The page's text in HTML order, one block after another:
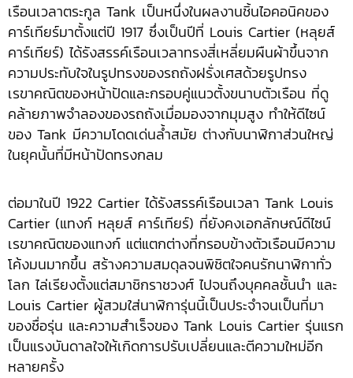
เรือนเวลาตระกูล Tank เป็นหนึ่งในผลงานชิ้นไอคอนิคของ
คาร์เทียร์มาตั้งแต่ปี 1917 ซึ่งเป็นปีที่ Louis Cartier (หลุยส์
คาร์เทียร์) ได้รังสรรค์เรือนเวลาทรงสี่เหลี่ยมผืนผ้าขึ้นจาก
ความประทับใจในรูปทรงของรถถังฝรั่งเศสด้วยรูปทรง
เรขาคณิตของหน้าปัดและกรอบคู่แนวตั้งขนาบตัวเรือน ที่ดู
คล้ายภาพจำลองของรถถังเมื่อมองจากมุมสูง ทำให้ดีไซน์
ของ Tank มีความโดดเด่นล้ำสมัย ต่างกับนาฬิกาส่วนใหญ่
ในยุคนั้นที่มีหน้าปัดทรงกลม
ต่อมาในปี 1922 Cartier ได้รังสรรค์เรือนเวลา Tank Louis
Cartier (แทงก์ หลุยส์ คาร์เทียร์) ที่ยังคงเอกลักษณ์ดีไซน์
เรขาคณิตของแทงก์ แต่แตกต่างที่กรอบข้างตัวเรือนมีความ
โค้งมนมากขึ้น สร้างความสมดุลจนพิชิตใจคนรักนาฬิกาทั่ว
โลก ไล่เรียงตั้งแต่สมาชิกราชวงศ์ ไปจนถึงบุคคลชั้นนำ และ
Louis Cartier ผู้สวมใส่นาฬิการุ่นนี้เป็นประจำจนเป็นที่มา
ของชื่อรุ่น และความสำเร็จของ Tank Louis Cartier รุ่นแรก
เป็นแรงบันดาลใจให้เกิดการปรับเปลี่ยนและตีความใหม่อีก
หลายครั้ง